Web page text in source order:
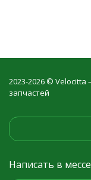
2023-2026 ©
запчастей
Написать в